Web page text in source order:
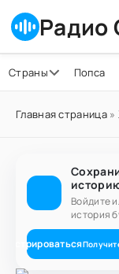
Радио
Страны Попса
Главная страница»
Войдите
история